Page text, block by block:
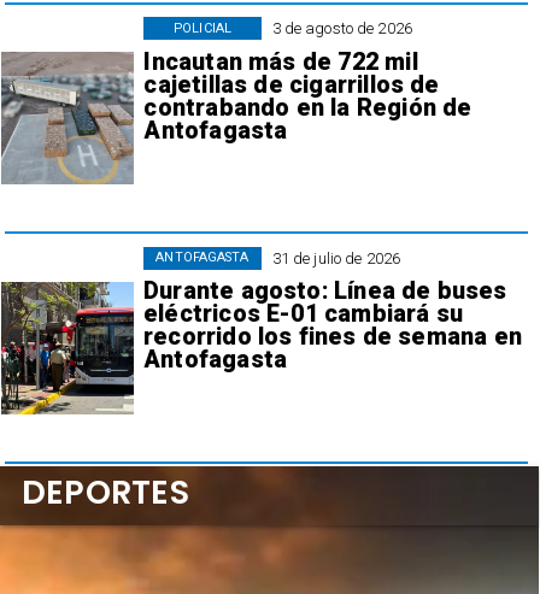
3 de agosto de 2026
Incautan más de 722 mil
cajetillas de cigarrillos de
contrabando en la Región de
Antofagasta
POLICIAL
31 de julio de 2026
Durante agosto: Línea de buses
eléctricos E-01 cambiará su
recorrido los fines de semana en
Antofagasta
ANTOFAGASTA
DEPORTES